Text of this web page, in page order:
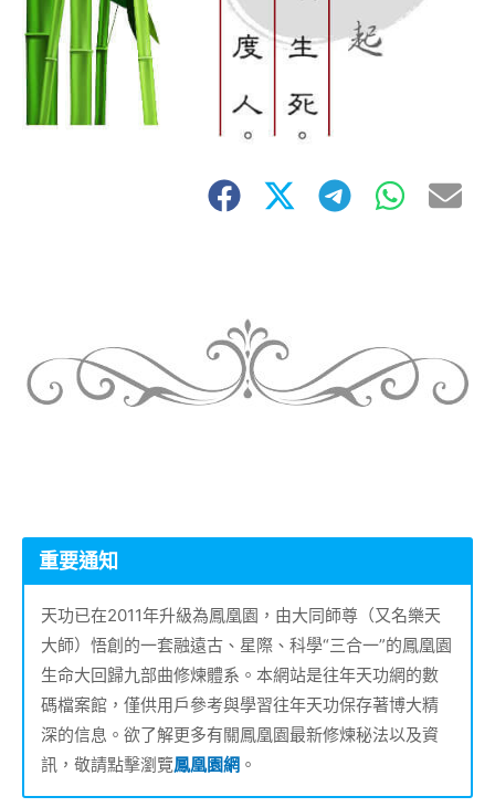
重要通知
天功已在2011年升級為鳳凰園，由大同師尊（又名樂天
大師）悟創的一套融遠古、星際、科學“三合一”的鳳凰園
生命大回歸九部曲修煉體系。本網站是往年天功網的數
碼檔案館，僅供用戶參考與學習往年天功保存著博大精
深的信息。欲了解更多有關鳳凰園最新修煉秘法以及資
訊，敬請點擊瀏覽鳳凰園網 。